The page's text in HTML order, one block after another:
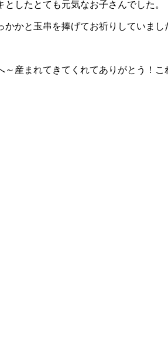
したとても元気なお子さんでした。
かと玉串を捧げてお祈りしていまし
産まれてきてくれてありがとう！